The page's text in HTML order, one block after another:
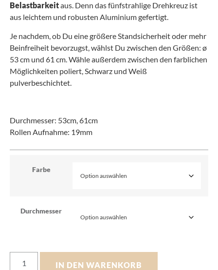
Belastbarkeitaus. Denn das fünfstrahlige Drehkreuz ist
aus leichtem und robusten Aluminium gefertigt.
Je nachdem, ob Du eine größere Standsicherheit oder mehr
Beinfreiheit bevorzugst, wählst Du zwischen den Größen: ø
53 cm und 61 cm. Wähle außerdem zwischen den farblichen
Möglichkeiten poliert, Schwarz und Weiß
pulverbeschichtet.
Durchmesser: 53cm, 61cm
Rollen Aufnahme: 19mm
Farbe
Durchmesser
IN DEN WARENKORB